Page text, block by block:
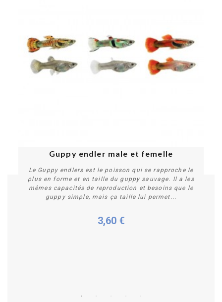
Guppy endler male et femelle
Le Guppy endlers est le poisson qui se rapproche le
plus en forme et en taille du guppy sauvage. Il a les
mêmes capacités de reproduction et besoins que le
guppy simple, mais ça taille lui permet...
3,60 €